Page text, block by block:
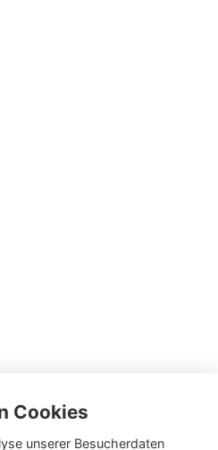
Cookies
unserer Besucherdaten